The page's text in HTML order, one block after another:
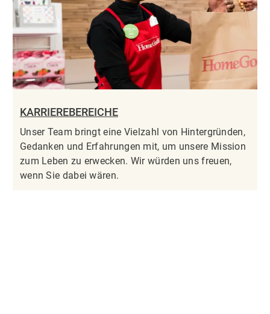
KARRIEREBEREICHE
Unser Team bringt eine Vielzahl von Hintergründen,
Gedanken und Erfahrungen mit, um unsere Mission
zum Leben zu erwecken. Wir würden uns freuen,
wenn Sie dabei wären.